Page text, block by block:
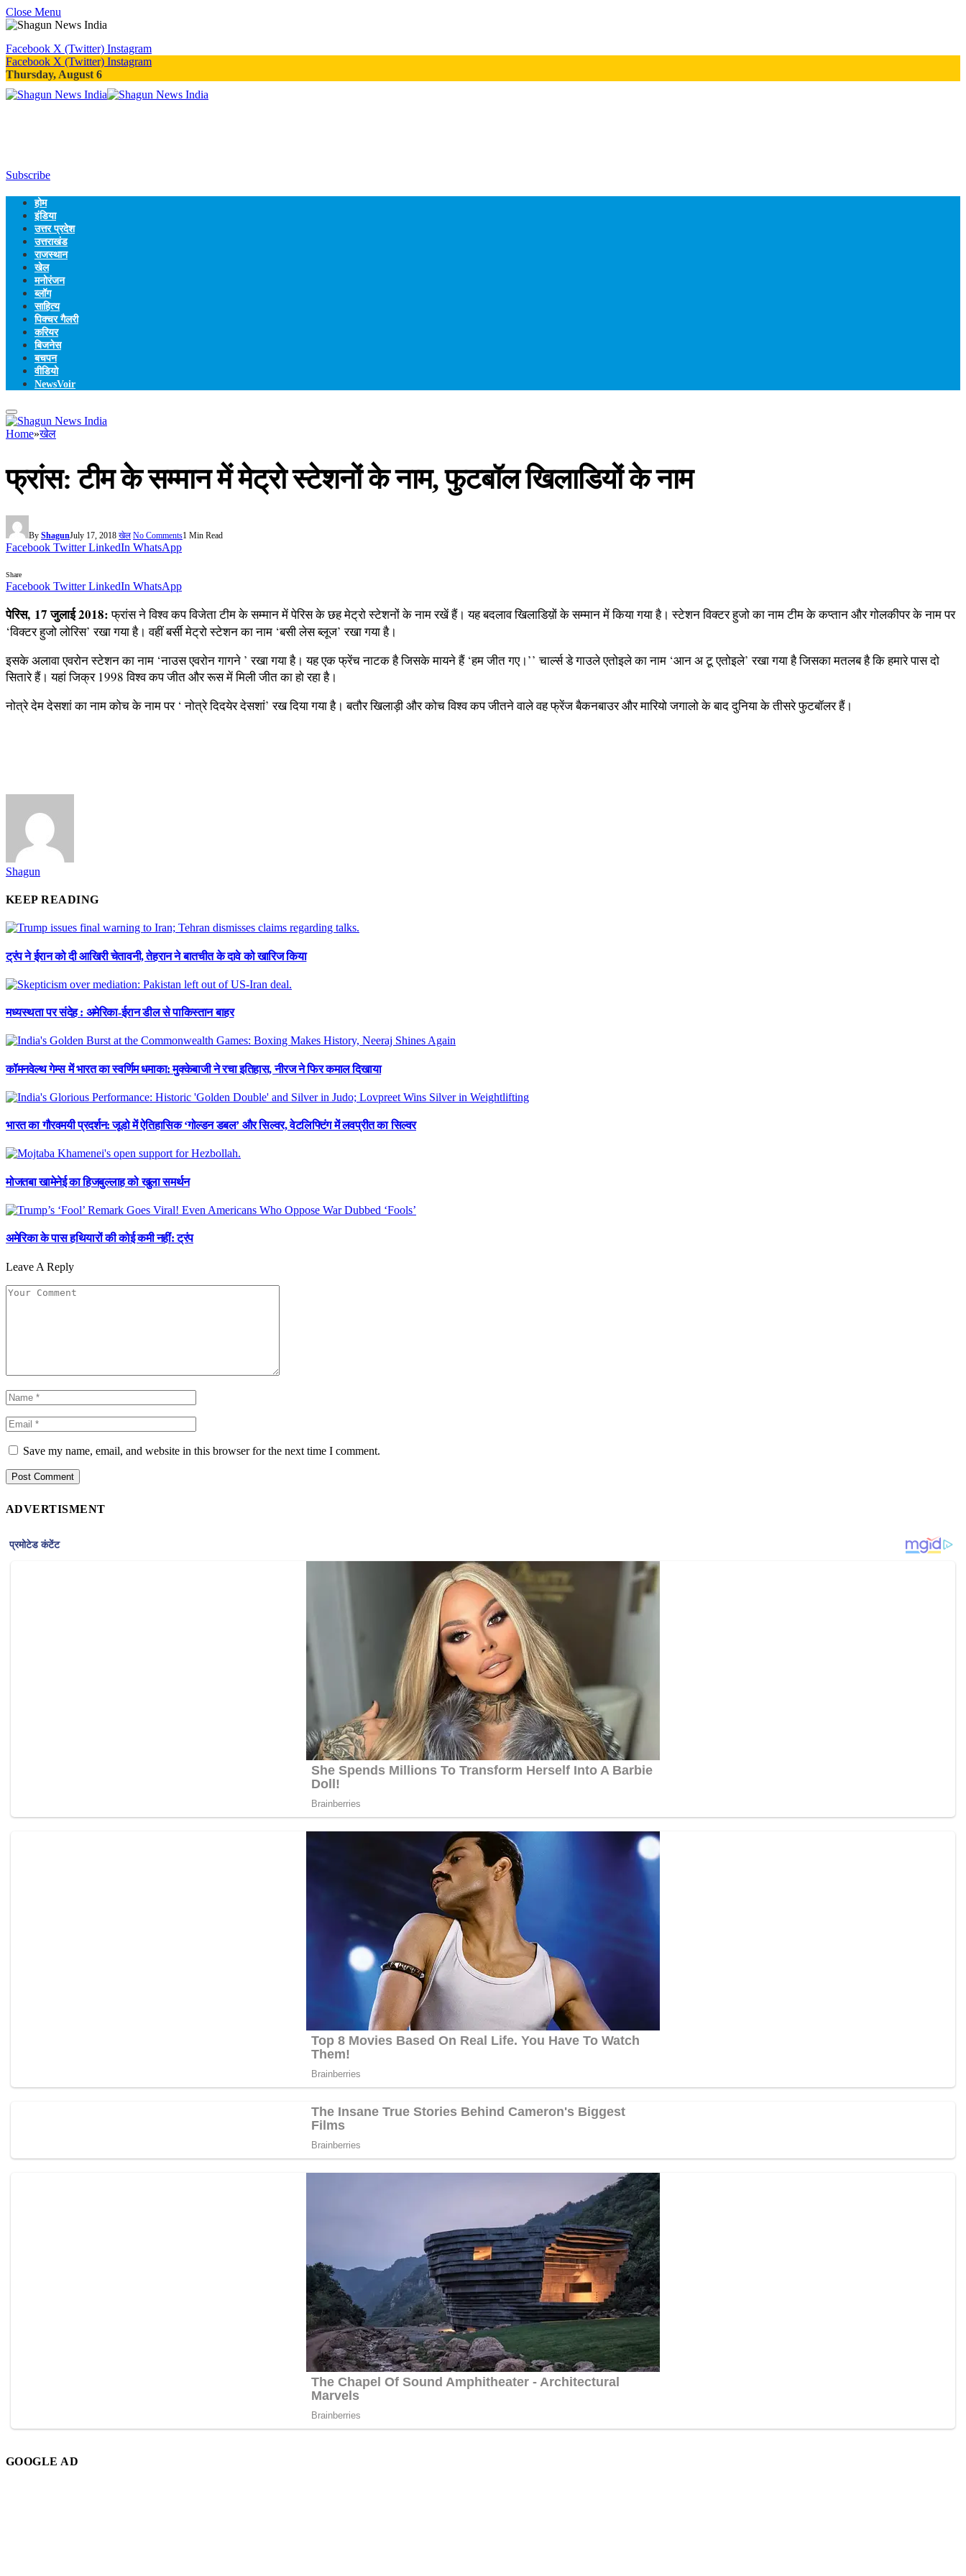
Close Menu
Facebook X (Twitter) Instagram
Facebook X (Twitter) Instagram
Thursday, August 6
Subscribe
होम
इंडिया
उत्तर प्रदेश
उत्तराखंड
राजस्थान
खेल
मनोरंजन
ब्लॉग
साहित्य
पिक्चर गैलरी
करियर
बिजनेस
बचपन
वीडियो
NewsVoir
Home»खेल
फ्रांस: टीम के सम्मान में मेट्रो स्टेशनों के नाम, फुटबॉल खिलाडियों के नाम
By ShagunJuly 17, 2018 खेल No Comments1 Min Read
Facebook Twitter LinkedIn WhatsApp
Share
Facebook Twitter LinkedIn WhatsApp
पेरिस, 17 जुलाई 2018:फ्रांस ने विश्व कप विजेता टीम के सम्मान में पेरिस के छह मेट्रो स्टेशनों के नाम रखें हैं। यह बदलाव खिलाडिय़ों के सम्मान में किया गया है। स्टेशन विक्टर हुजो का नाम टीम के कप्तान और गोलकीपर के नाम पर
‘विक्टर हुजो लोरिस’ रखा गया है। वहीं बर्सी मेट्रो स्टेशन का नाम ‘बसी लेस ब्लूज’ रखा गया है।
इसके अलावा एवरोन स्टेशन का नाम ‘नाउस एवरोन गागने ’ रखा गया है। यह एक फ्रेंच नाटक है जिसके मायने हैं ‘हम जीत गए।’’ चार्ल्स डे गाउले एतोइले का नाम ‘आन अ टू एतोइले’ रखा गया है जिसका मतलब है कि हमारे पास दो
सितारे हैं। यहां जिक्र 1998 विश्व कप जीत और रूस में मिली जीत का हो रहा है।
नोत्रे देम देसशां का नाम कोच के नाम पर ‘ नोत्रे दिदयेर देसशां’ रख दिया गया है। बतौर खिलाड़ी और कोच विश्व कप जीतने वाले वह फ्रेंज बैकनबाउर और मारियो जगालो के बाद दुनिया के तीसरे फुटबॉलर हैं।
Shagun
KEEP READING
ट्रंप ने ईरान को दी आखिरी चेतावनी, तेहरान ने बातचीत के दावे को खारिज किया
मध्यस्थता पर संदेह : अमेरिका-ईरान डील से पाकिस्तान बाहर
कॉमनवेल्थ गेम्स में भारत का स्वर्णिम धमाका: मुक्केबाजी ने रचा इतिहास, नीरज ने फिर कमाल दिखाया
भारत का गौरवमयी प्रदर्शन: जूडो में ऐतिहासिक ‘गोल्डन डबल’ और सिल्वर, वेटलिफ्टिंग में लवप्रीत का सिल्वर
मोजतबा खामेनेई का हिजबुल्लाह को खुला समर्थन
अमेरिका के पास हथियारों की कोई कमी नहीं: ट्रंप
Leave A Reply
Save my name, email, and website in this browser for the next time I comment.
ADVERTISMENT
GOOGLE AD